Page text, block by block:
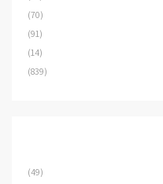
(70)
(91)
(14)
(839)
(49)